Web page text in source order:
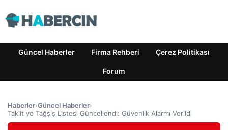
Güncel Haberler Firma Rehberi Çerez Politikası
Forum
Haberler›Güncel Haberler›
Taklit ve Tağşiş Listesi Güncellendi: Güvenlik Alarmı Verildi